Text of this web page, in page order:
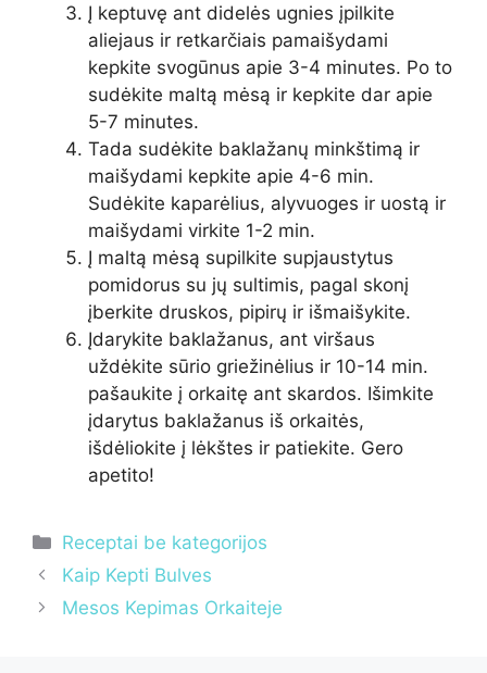
Į keptuvę ant didelės ugnies įpilkite
aliejaus ir retkarčiais pamaišydami
kepkite svogūnus apie 3-4 minutes. Po to
sudėkite maltą mėsą ir kepkite dar apie
5-7 minutes.
Tada sudėkite baklažanų minkštimą ir
maišydami kepkite apie 4-6 min.
Sudėkite kaparėlius, alyvuoges ir uostą ir
maišydami virkite 1-2 min.
Į maltą mėsą supilkite supjaustytus
pomidorus su jų sultimis, pagal skonį
įberkite druskos, pipirų ir išmaišykite.
Įdarykite baklažanus, ant viršaus
uždėkite sūrio griežinėlius ir 10-14 min.
pašaukite į orkaitę ant skardos. Išimkite
įdarytus baklažanus iš orkaitės,
išdėliokite į lėkštes ir patiekite. Gero
apetito!
Kategorijos
Receptai be kategorijos
Kaip Kepti Bulves
Mesos Kepimas Orkaiteje